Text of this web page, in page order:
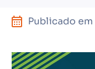
Publicado em